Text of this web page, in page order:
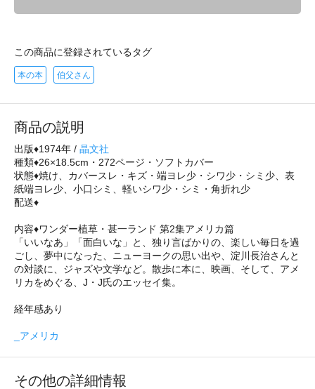
この商品に登録されているタグ
本の本 伯父さん
商品の説明
出版♦1974年 / 晶文社
種類♦26×18.5cm・272ページ・ソフトカバー
状態♦焼け、カバースレ・キズ・端ヨレ少・シワ少・シミ少、表
紙端ヨレ少、小口シミ、軽いシワ少・シミ・角折れ少
配送♦
内容♦ワンダー植草・甚一ランド 第2集アメリカ篇
「いいなあ」「面白いな」と、独り言ばかりの、楽しい毎日を過
ごし、夢中になった、ニューヨークの思い出や、淀川長治さんと
の対談に、ジャズや文学など。散歩に本に、映画、そして、アメ
リカをめぐる、J・J氏のエッセイ集。
経年感あり
_アメリカ
その他の詳細情報